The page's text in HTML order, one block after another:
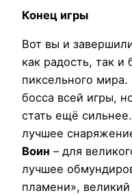
Конец игры
Вот вы и
как радость, так и
пиксельного
босса всей игры,
стать ещё
лучшее
Воин – для
лучшее
пламени»,